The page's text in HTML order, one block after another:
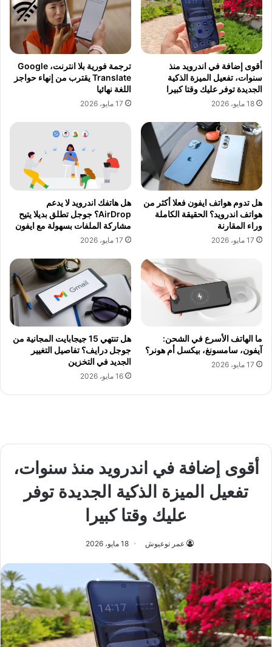
أقوى إضافة في اندرويد منذ
سنوات، تفعيل الميزة الذكية
الجديدة توفر عليك وقتا كبيرا
18 مايو، 2026
ترجمة فورية بلا انترنت، Google
Translate يقترب من إنهاء حواجز
اللغة نهائيا
17 مايو، 2026
هل تدوم هواتف ايفون فعلا أكثر من
هواتف اندرويد؟ الحقيقة الكاملة
وراء المقارنة
17 مايو، 2026
هل هاتفك اندرويد لا يدعم
AirDrop؟ جوجل تطلق بديلا يتيح
مشاركة الملفات بسهولة مع ايفون
17 مايو، 2026
ما الهاتف الأسرع في الشحن:
آيفون، سامسونغ، بيكسل أم هونر؟
17 مايو، 2026
هل تنتهي 15 جيجابايت المجانية من
جوجل درايف؟ تفاصيل التغيير
الجديد في التخزين
16 مايو، 2026